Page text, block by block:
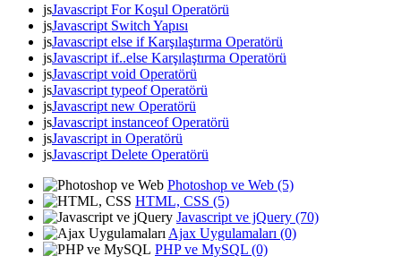
jsJavascript For Koşul Operatörü
jsJavascript Switch Yapısı
jsJavascript else if Karşılaştırma Operatörü
jsJavascript if..else Karşılaştırma Operatörü
jsJavascript void Operatörü
jsJavascript typeof Operatörü
jsJavascript new Operatörü
jsJavascript instanceof Operatörü
jsJavascript in Operatörü
jsJavascript Delete Operatörü
Photoshop ve Web (5)
HTML, CSS (5)
Javascript ve jQuery (70)
Ajax Uygulamaları (0)
PHP ve MySQL (0)